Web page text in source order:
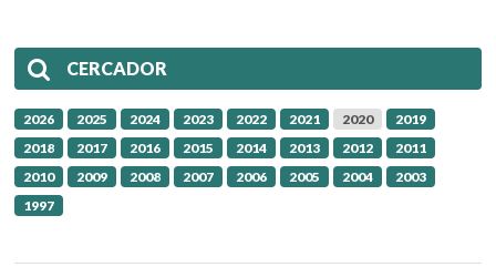
CERCADOR
2026 2025 2024 2023 2022 2021 2020
2019
2018
2017 2016 2015 2014 2013 2012
2011
2010
2009 2008 2007 2006 2005 2004
2003
1997